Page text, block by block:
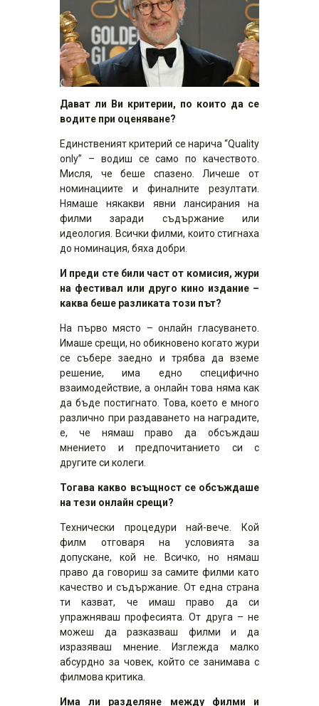
Дават ли Ви критерии, по които да се
водите при оценяване?
Единственият критерий се нарича “Quality
only” – водиш се само по качеството.
Мисля, че беше спазено. Личеше от
номинациите и финалните резултати.
Нямаше някакви явни лансирания на
филми заради съдържание или
идеология. Всички филми, които стигнаха
до номинация, бяха добри.
И преди сте били част от комисия, жури
на фестивал или друго кино издание –
каква беше разликата този път?
На първо място – онлайн гласуването.
Имаше срещи, но обикновено когато жури
се събере заедно и трябва да вземе
решение, има едно специфично
взаимодействие, а онлайн това няма как
да бъде постигнато. Това, което е много
различно при раздаването на наградите,
е, че нямаш право да обсъждаш
мнението и предпочитанието си с
другите си колеги.
Тогава какво всъщност се обсъждаше
на тези онлайн срещи?
Технически процедури най-вече. Кой
филм отговаря на условията за
допускане, кой не. Всичко, но нямаш
право да говориш за самите филми като
качество и съдържание. От една страна
ти казват, че имаш право да си
упражняваш професията. От друга – не
можеш да разказваш филми и да
изразяваш мнение. Изглежда малко
абсурдно за човек, който се занимава с
филмова критика.
Има ли разделяне между филми и